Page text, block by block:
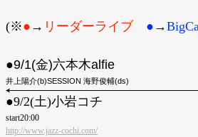
(※● → リーダーライブ ● →
●9/1(金)六本木alfie
井上陽介(b)SESSION 海野俊輔(ds)
●︎9/2(土)小岩コチ
start20:00
http://www.jazz-cochi.com/